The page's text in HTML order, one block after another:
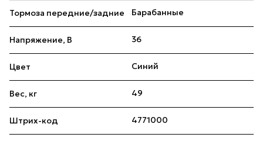
Тормоза передние/задние Барабанные
Напряжение, В 36
Цвет Синий
Вес, кг 49
Штрих-код 4771000